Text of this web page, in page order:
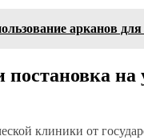
арканов для
на
клиники от